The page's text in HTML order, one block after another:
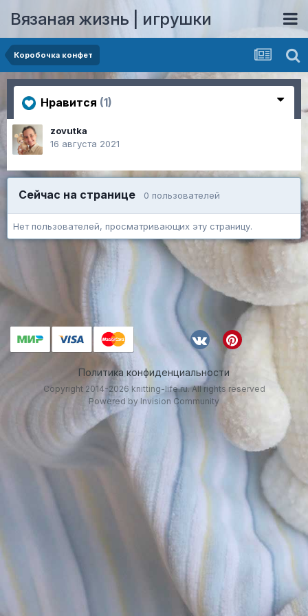
Вязаная жизнь | игрушки
Коробочка конфет
Нравится (1)
zovutka
16 августа 2021
Сейчас на странице 0 пользователей
Нет пользователей, просматривающих эту страницу.
Политика конфиденциальности
Copyright 2014-2026 knitting-life.ru. All rights reserved
Powered by Invision Community